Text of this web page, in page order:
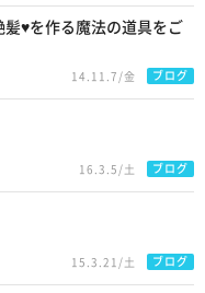
♥を作る魔法の道具をご
14.11.7/金 ブログ
16.3.5/土 ブログ
15.3.21/土 ブログ